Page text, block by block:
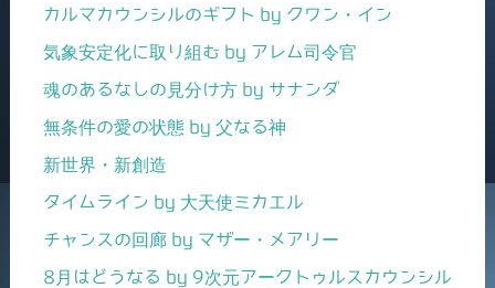
カルマカウンシルのギフト by クワン・イン
気象安定化に取り組む by アレム司令官
魂のあるなしの見分け方 by サナンダ
無条件の愛の状態 by 父なる神
新世界・新創造
タイムライン by 大天使ミカエル
チャンスの回廊 by マザー・メアリー
8月はどうなる by 9次元アークトゥルスカウンシル